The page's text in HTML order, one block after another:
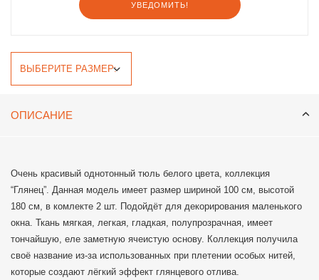
УВЕДОМИТЬ!
ОПИСАНИЕ
Очень красивый однотонный тюль белого цвета, коллекция
“Глянец”. Данная модель имеет размер шириной 100 см, высотой
180 см, в комлекте 2 шт. Подойдёт для декорирования маленького
окна. Ткань мягкая, легкая, гладкая, полупрозрачная, имеет
тончайшую, еле заметную ячеистую основу. Коллекция получила
своё название из-за использованных при плетении особых нитей,
которые создают лёгкий эффект глянцевого отлива.